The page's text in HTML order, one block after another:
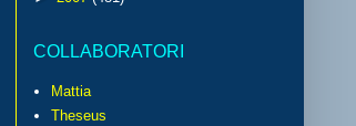
COLLABORATORI
Mattia
Theseus